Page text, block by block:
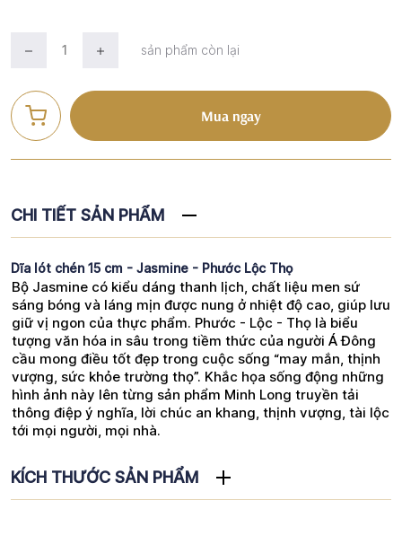
sản phẩm còn lại
Mua ngay
CHI TIẾT SẢN PHẨM
Dĩa lót chén 15 cm - Jasmine - Phước Lộc Thọ
Bộ Jasmine có kiểu dáng thanh lịch, chất liệu men sứ
sáng bóng và láng mịn được nung ở nhiệt độ cao, giúp lưu
giữ vị ngon của thực phẩm. Phước - Lộc - Thọ là biểu
tượng văn hóa in sâu trong tiềm thức của người Á Đông
cầu mong điều tốt đẹp trong cuộc sống “may mắn, thịnh
vượng, sức khỏe trường thọ”. Khắc họa sống động những
hình ảnh này lên từng sản phẩm Minh Long truyền tải
thông điệp ý nghĩa, lời chúc an khang, thịnh vượng, tài lộc
tới mọi người, mọi nhà.
KÍCH THƯỚC SẢN PHẨM